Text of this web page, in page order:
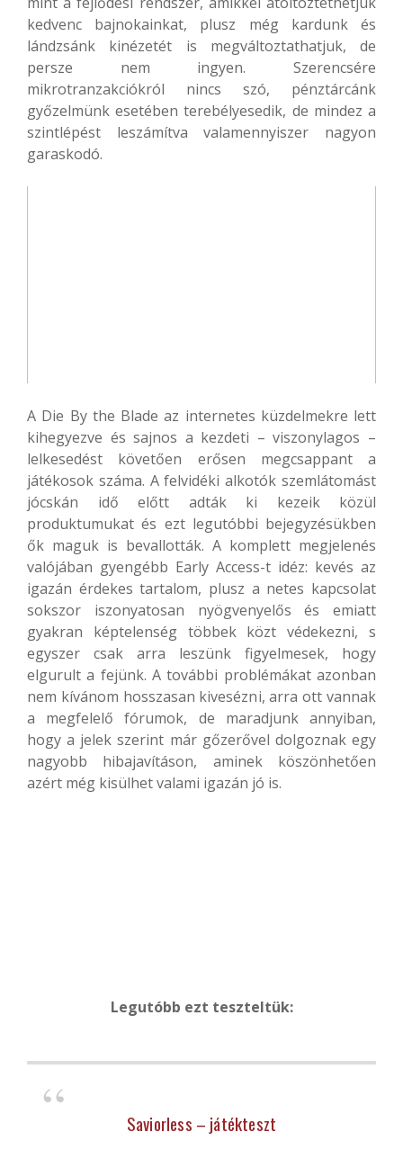
kedvenc bajnokainkat, plusz még kardunk és
lándzsánk kinézetét is megváltoztathatjuk, de
persze nem ingyen. Szerencsére
mikrotranzakciókról nincs szó, pénztárcánk
győzelmünk esetében terebélyesedik, de mindez a
szintlépést leszámítva valamennyiszer nagyon
garaskodó.
A Die By the Blade az internetes küzdelmekre lett
kihegyezve és sajnos a kezdeti – viszonylagos –
lelkesedést követően erősen megcsappant a
játékosok száma. A felvidéki alkotók szemlátomást
jócskán idő előtt adták ki kezeik közül
produktumukat és ezt legutóbbi bejegyzésükben
ők maguk is bevallották. A komplett megjelenés
valójában gyengébb Early Access-t idéz: kevés az
igazán érdekes tartalom, plusz a netes kapcsolat
sokszor iszonyatosan nyögvenyelős és emiatt
gyakran képtelenség többek közt védekezni, s
egyszer csak arra leszünk figyelmesek, hogy
elgurult a fejünk. A további problémákat azonban
nem kívánom hosszasan kivesézni, arra ott vannak
a megfelelő fórumok, de maradjunk annyiban,
hogy a jelek szerint már gőzerővel dolgoznak egy
nagyobb hibajavításon, aminek köszönhetően
azért még kisülhet valami igazán jó is.
Legutóbb ezt teszteltük:
Saviorless – játékteszt